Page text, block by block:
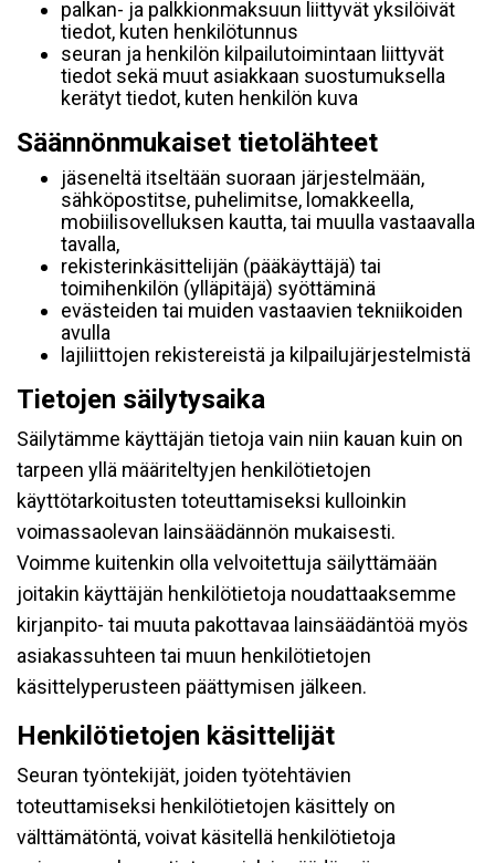
palkan- ja palkkionmaksuun liittyvät yksilöivät
tiedot, kuten henkilötunnus
seuran ja henkilön kilpailutoimintaan liittyvät
tiedot sekä muut asiakkaan suostumuksella
kerätyt tiedot, kuten henkilön kuva
Säännönmukaiset tietolähteet
jäseneltä itseltään suoraan järjestelmään,
sähköpostitse, puhelimitse, lomakkeella,
mobiilisovelluksen kautta, tai muulla vastaavalla
tavalla,
rekisterinkäsittelijän (pääkäyttäjä) tai
toimihenkilön (ylläpitäjä) syöttäminä
evästeiden tai muiden vastaavien tekniikoiden
avulla
lajiliittojen rekistereistä ja kilpailujärjestelmistä
Tietojen säilytysaika
Säilytämme käyttäjän tietoja vain niin kauan kuin on
tarpeen yllä määriteltyjen henkilötietojen
käyttötarkoitusten toteuttamiseksi kulloinkin
voimassaolevan lainsäädännön mukaisesti.
Voimme kuitenkin olla velvoitettuja säilyttämään
joitakin käyttäjän henkilötietoja noudattaaksemme
kirjanpito- tai muuta pakottavaa lainsäädäntöä myös
asiakassuhteen tai muun henkilötietojen
käsittelyperusteen päättymisen jälkeen.
Henkilötietojen käsittelijät
Seuran työntekijät, joiden työtehtävien
toteuttamiseksi henkilötietojen käsittely on
välttämätöntä, voivat käsitellä henkilötietoja